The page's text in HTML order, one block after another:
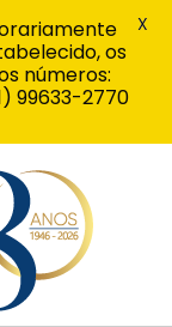
os
números:
99633-2770
X